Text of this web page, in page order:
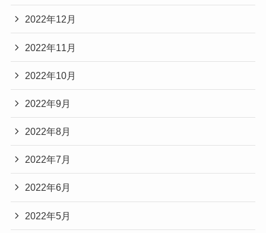
2022年12月
2022年11月
2022年10月
2022年9月
2022年8月
2022年7月
2022年6月
2022年5月